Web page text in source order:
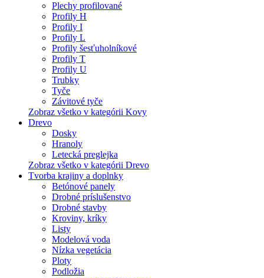
Plechy profilované
Profily H
Profily I
Profily L
Profily šesťuholníkové
Profily T
Profily U
Trubky
Tyče
Závitové tyče
Zobraz všetko v kategórii Kovy
Drevo
Dosky
Hranoly
Letecká preglejka
Zobraz všetko v kategórii Drevo
Tvorba krajiny a doplnky
Betónové panely
Drobné príslušenstvo
Drobné stavby
Kroviny, kríky
Listy
Modelová voda
Nízka vegetácia
Ploty
Podložia